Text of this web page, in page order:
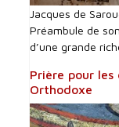
Jacques de
Préambule de
d’une grande
Prière pour
Orthodoxe